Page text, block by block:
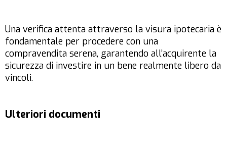
Una verifica attenta attraverso la visura ipotecaria è
fondamentale per procedere con una
compravendita serena, garantendo all’acquirente la
sicurezza di investire in un bene realmente libero da
vincoli.
Ulteriori documenti